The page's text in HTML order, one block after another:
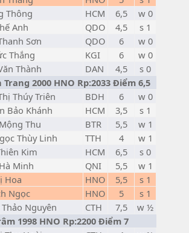
Thông HCM 6,5
w 0
Anh QDO 4,5
s 1
Sơn QDO 6
w 0
Thắng KGI 6
w 0
Thành DAN 4,5
s 0
2000 HNO Rp:2033 Điểm 6,5
Thúy Triên BDH 6
w 0
Bảo Khánh HCM 3,5
s 1
Thu BTR 5,5
w 1
Thùy Linh TTH 4
w 1
Kim HCM 6,5
s 0
Minh QNI 5,5
w 1
Hoa HNO 5,5
s 1
Ngọc HNO 5
s 1
Nguyên CTH 7,5
w ½
1998 HNO Rp:2200 Điểm 7